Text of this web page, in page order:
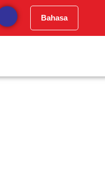
Bahasa